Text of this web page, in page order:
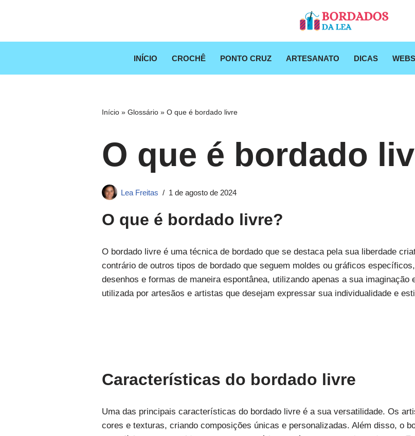
para
INÍCIO CROCHÊ PONTO CRUZ ARTESANATO DICAS
Início »Glossário »O que é bordado livre
O que é bordado
Lea Freitas 1 de agosto de 2024
O que é bordado livre?
O bordado livre é uma técnica de bordado que se destaca pela sua liberdade
contrário de outros tipos de bordado que seguem moldes ou gráficos
desenhos e formas de maneira espontânea, utilizando apenas a sua
utilizada por artesãos e artistas que desejam expressar sua individualidade e
Características do bordado livre
Uma das principais características do bordado livre é a sua versatilidade. Os
cores e texturas, criando composições únicas e personalizadas. Além disso, o